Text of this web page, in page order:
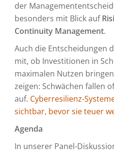
der
besonders mit Blick auf
Continuity Management.
Auch die Entscheidungen
mit, ob Investitionen in
maximalen Nutzen
zeigen: Schwächen fallen
auf. Cyberresilienz-
sichtbar, bevor sie teuer
Agenda
In unserer Panel-